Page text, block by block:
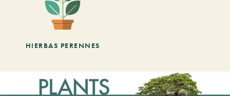
HIERBAS PERENNES